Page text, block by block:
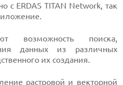
с ERDAS TITAN Network, так
возможность поиска,
данных из различных
их создания.